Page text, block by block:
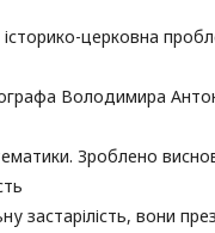
церковна
Володимира
Зроблено
застарілість, вони